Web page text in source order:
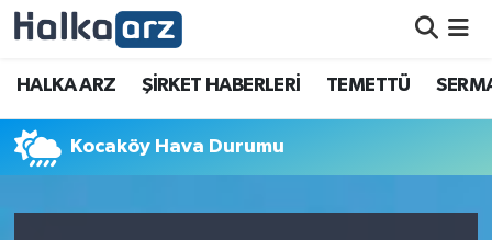
HALKA ARZ ŞİRKET HABERLERİ TEMETTÜ
Kocaköy Hava Durumu
HALKA ARZ
SERMAYE ARTIRIMI